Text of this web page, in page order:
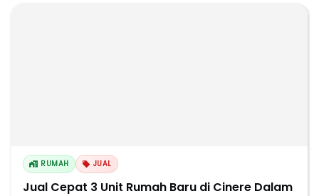
RUMAH JUAL
Jual Cepat 3 Unit Rumah Baru di Cinere Dalam